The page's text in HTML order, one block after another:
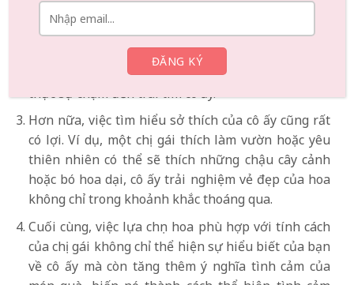
trưng cho sự thuần khiết và ngây thơ. Hiểu được
tính cách của chị gái có thể giúp bạn chọn được
những loài hoa phù hợp với phong cách và tính
cách của cô ấy, đảm bảo rằng món quà của bạn
thực sự chạm đến trái tim cô ấy.
Hơn nữa, việc tìm hiểu sở thích của cô ấy cũng rất
có lợi. Ví dụ, một chị gái thích làm vườn hoặc yêu
thiên nhiên có thể sẽ thích những chậu cây cảnh
hoặc bó hoa dại, cô ấy trải nghiệm vẻ đẹp của hoa
không chỉ trong khoảnh khắc thoáng qua.
Cuối cùng, việc lựa chọn hoa phù hợp với tính cách
của chị gái không chỉ thể hiện sự hiểu biết của bạn
về cô ấy mà còn tăng thêm ý nghĩa tình cảm của